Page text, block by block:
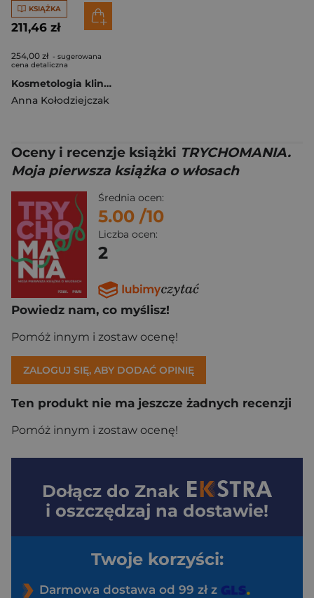
KSIĄŻKA
211,46 zł
254,00 zł - sugerowana
cena detaliczna
Kosmetologia kliniczna T.3
Anna Kołodziejczak
Oceny i recenzje książki TRYCHOMANIA.
Moja pierwsza książka o włosach
Średnia ocen:
5.00 /10
Liczba ocen:
2
Powiedz nam, co myślisz!
Pomóż innym i zostaw ocenę!
ZALOGUJ SIĘ, ABY DODAĆ OPINIĘ
Ten produkt nie ma jeszcze żadnych recenzji
Pomóż innym i zostaw ocenę!
Dołącz do Znak
i oszczędzaj na dostawie!
Twoje korzyści:
Darmowa dostawa od 99 zł z